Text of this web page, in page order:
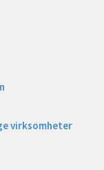
virksomheter